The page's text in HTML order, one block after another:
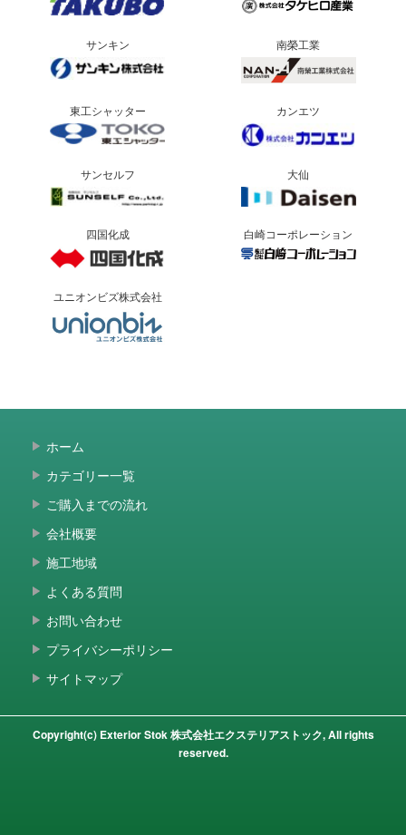
サンキン 南榮工業
東工シャッター カンエツ
サンセルフ 大仙
四国化成 白崎コーポレーション
ユニオンビズ株式会社
ホーム
カテゴリー一覧
ご購入までの流れ
会社概要
施工地域
よくある質問
お問い合わせ
プライバシーポリシー
サイトマップ
Copyright(c) Exterior Stok 株式会社エクステリアストック, All rights
reserved.